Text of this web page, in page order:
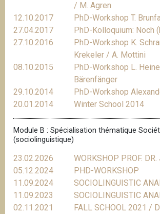
/ M. Agren
12.10.2017
PhD-Workshop T.
27.04.2017
PhD-Kolloquium: Noch
27.10.2016
PhD-Workshop K.
Krekeler / A. Mottini
08.10.2015
PhD-Workshop L.
Bärenfänger
29.10.2014
PhD-Workshop
20.01.2014
Winter School 2014
Module B : Spécialisation thématique
(sociolinguistique)
23.02.2026
WORKSHOP PROF.
05.12.2024
PHD-WORKSHOP
11.09.2024
SOCIOLINGUISTIC
11.09.2023
SOCIOLINGUISTIC
02.11.2021
FALL SCHOOL 2021 /